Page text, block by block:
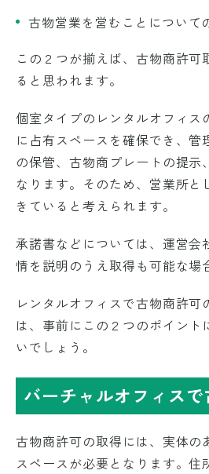
古物営業を営むことについて
この２つが揃えば、古物商許可
ると思われます。
個室タイプのレンタルオフィス
に占有スペースを確保でき、管
の保管、古物商プレートの提示
なります。そのため、営業所と
きていると考えられます。
承諾書などについては、運営会
情を説明のうえ取得も可能な場
レンタルオフィスで古物商許可
は、事前にこの２つのポイント
いでしょう。
バーチャルオフィスで
古物商許可の取得には、実体の
スペースが必要となります。住